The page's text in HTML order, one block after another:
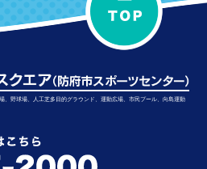
、野球場、人工芝多目的グラウンド、運動広場、市民プール、向島運動